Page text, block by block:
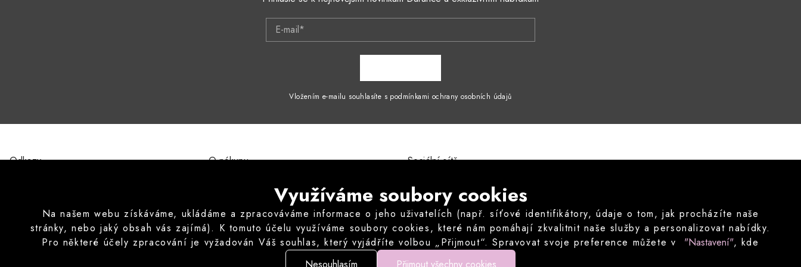
Využíváme soubory cookies
Na našem webu získáváme, ukládáme a zpracováváme informace o jeho uživatelích (např. síťové identifikátory, údaje o tom, jak procházíte naše
stránky, nebo jaký obsah vás zajímá). K tomuto účelu využíváme soubory cookies, které nám pomáhají zkvalitnit naše služby a personalizovat nabídky.
Pro některé účely zpracování je vyžadován Váš souhlas, který vyjádříte volbou „Přijmout“. Spravovat svoje preference můžete v "Nastavení", kde
můžete volitelné cookies odmítnout.
E-mail*
Vložením e-mailu souhlasíte s podmínkami ochrany osobních údajů
Odkazy O nákupu
Ochrana osobních údajů
Formulář pro odstoupení od kupní smlouvy
Poučení o právu odstoupit od kupní smlouvy
Často pokládané otázky
Sociální sítě